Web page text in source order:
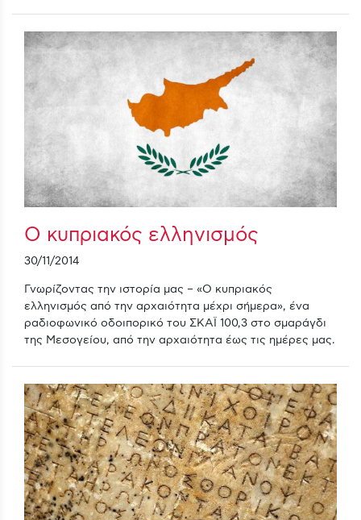
Ο κυπριακός ελληνισμός
30/11/2014
Γνωρίζοντας την ιστορία μας – «Ο κυπριακός
ελληνισμός από την αρχαιότητα μέχρι σήμερα», ένα
ραδιοφωνικό οδοιπορικό του ΣΚΑΪ 100,3 στο σμαράγδι
της Μεσογείου, από την αρχαιότητα έως τις ημέρες μας.